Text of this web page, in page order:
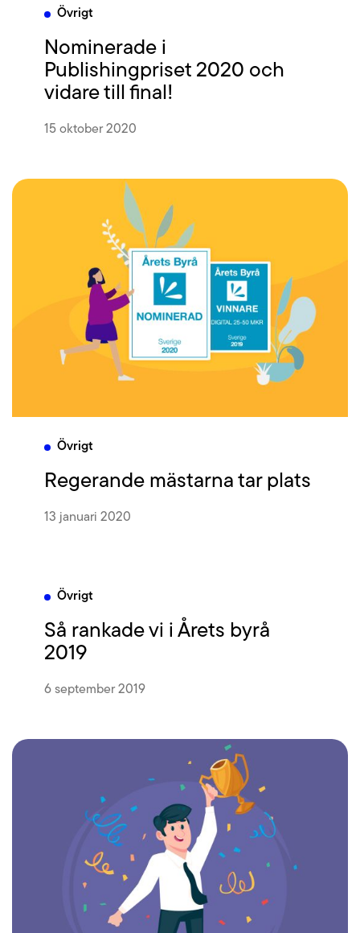
Övrigt
Nominerade i
Publishingpriset 2020 och
vidare till final!
15 oktober 2020
Övrigt
Regerande mästarna tar plats
13 januari 2020
Övrigt
Så rankade vi i Årets byrå
2019
6 september 2019